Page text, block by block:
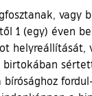
vagy
1 (egy) éven
helyreállítását,
birtokában
bírósághoz